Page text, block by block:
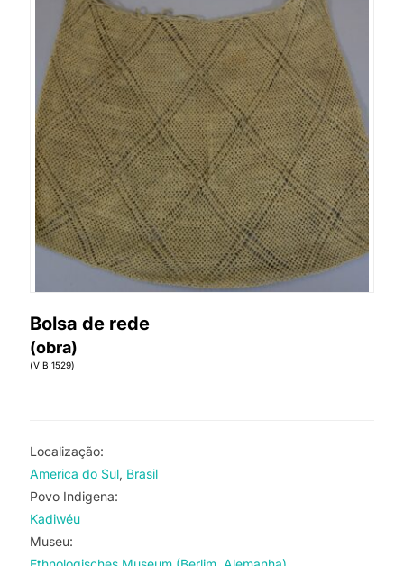
Bolsa de rede
(obra)
(V B 1529)
Localização:
America do Sul Brasil
Povo Indigena:
Kadiwéu
Museu: